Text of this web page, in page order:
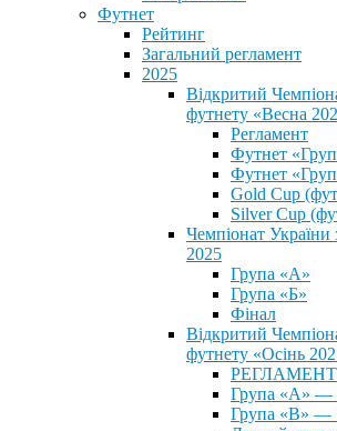
Футнет
Рейтинг
Загальний регламент
2025
Відкритий
футнету «Весна
Регламент
Футнет
Футнет
Gold Cup
Silver Cup
Чемпіонат України
2025
Група «А»
Група «Б»
Фінал
Відкритий
футнету «Осінь
РЕГЛАМЕНТ
Група «А» —
Група «В» —